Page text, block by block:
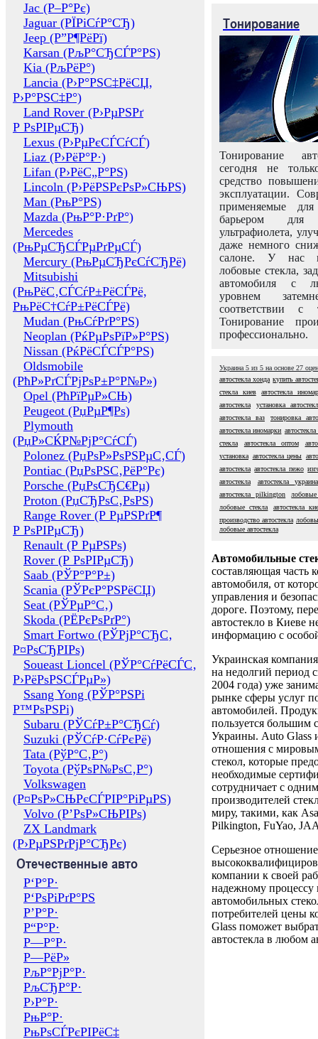
Jac (Р–Р°Рє)
Jaguar (РЇРіСѓР°СЂ)
Jeep (Р”Р¶РёРї)
Karsan (РљР°СЂСЃР°РЅ)
Kia (РљРёР°)
Lancia (Р›Р°РЅС‡РёСЏ,
Р›Р°РЅС‡Р°)
Land Rover (Р›РµРЅРґ
Р РѕРІРµСЂ)
Lexus (Р›РµРєСЃСѓСЃ)
Liaz (Р›РёР°Р·)
Lifan (Р›РёС„Р°РЅ)
Lincoln (Р›РёРЅРєРѕР»СЊРЅ)
Man (РњР°РЅ)
Mazda (РњР°Р·РґР°)
Mercedes
(РњРµСЂСЃРµРґРµСЃ)
Mercury (РњРµСЂРєСѓСЂРё)
Mitsubishi
(РњРёС‚СЃСѓР±РёСЃРё,
РњРёС†СѓР±РёСЃРё)
Mudan (РњСѓРґР°РЅ)
Neoplan (РќРµРѕРїР»Р°РЅ)
Nissan (РќРёСЃСЃР°РЅ)
Oldsmobile
(РћР»РґСЃРјРѕР±Р°Р№Р»)
Opel (РћРїРµР»СЊ)
Peugeot (РџРµР¶Рѕ)
Plymouth
(РџР»СЌР№РјР°СѓСЃ)
Polonez (РџРѕР»РѕРЅРµС‚СЃ)
Pontiac (РџРѕРЅС‚РёР°Рє)
Porsche (РџРѕСЂС€Рµ)
Proton (РџСЂРѕС‚РѕРЅ)
Range Rover (Р РµРЅРґР¶
Р РѕРІРµСЂ)
Renault (Р РµРЅРѕ)
Rover (Р РѕРІРµСЂ)
Saab (РЎР°Р°Р±)
Scania (РЎРєР°РЅРёСЏ)
Seat (РЎРµР°С‚)
Skoda (РЁРєРѕРґР°)
Smart Fortwo (РЎРјР°СЂС‚
Р¤РѕСЂРІРѕ)
Soueast Lioncel (РЎР°СѓРёСЃС‚
Р›РёРѕРЅСЃРµР»)
Ssang Yong (РЎР°РЅРі
Р™РѕРЅРі)
Subaru (РЎСѓР±Р°СЂСѓ)
Suzuki (РЎСѓР·СѓРєРё)
Tata (РўР°С‚Р°)
Toyota (РўРѕР№РѕС‚Р°)
Volkswagen
(Р¤РѕР»СЊРєСЃРІР°РіРµРЅ)
Volvo (Р’РѕР»СЊРІРѕ)
ZX Landmark
(Р›РµРЅРґРјР°СЂРє)
Отечественные авто
Р‘Р°Р·
Р‘РѕРіРґР°РЅ
Р’Р°Р·
Р“Р°Р·
Р—Р°Р·
Р—РёР»
РљР°РјР°Р·
РљСЂР°Р·
Р›Р°Р·
РњР°Р·
РњРѕСЃРєРІРёС‡
Тонирование
Тонирование
сегодня не
средство
эксплуатации.
применяемые
барьером для
ультрафиолета,
даже немного
салоне. У нас
лобовые стекла,
автомобиля с
уровнем
соответствии с
Тонирование
профессионально.
Украина 5 из 5 на основе 27
автостекла хонда купить
стекла киев
автостекла
автостекла
установка
автостекла ваз
тонировка
автостекла иномарки автостекла
стекла
автостекла оптом
установка автостекла цены
автостекла автостекла пежо
автостекла
автостекла украина
автостекла pilkington
лобовые стекла
автостекла
производство автостекла
лобовые автостекла
Автомобильные
составляющая часть
автомобиля, от
управления и
дороге. Поэтому,
автостекло в Киеве
информацию с
Украинская
на недолгий период
2004 года) уже
рынке сферы услуг
автомобилей.
пользуется большим
Украины. Auto Glass
отношения с
стекол, которые
необходимые
сотрудничает с
производителей
миру, такими, как
Pilkington, FuYao,
Серьезное отношение
компании к своей
надежному процессу
автомобильных
потребителей цены
Glass поможет
автостекла в любом